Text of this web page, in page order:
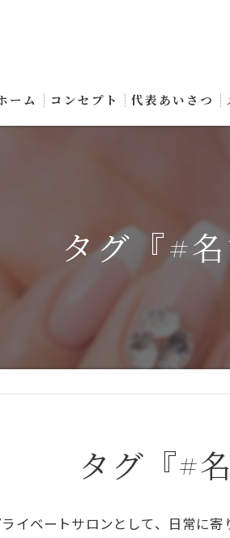
ーム コンセプト 代表あいさつ
タグ『#
タグ『#
イベートサロンとして、日常に